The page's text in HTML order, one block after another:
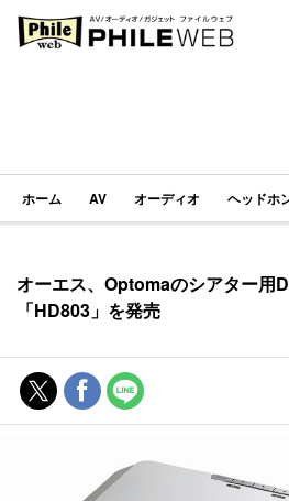
PHILE WEB｜AV/オーディオ/ガ
ホーム AV オーディオ ヘッドホ
オーエス、Optomaのシアター用
「HD803」を発売